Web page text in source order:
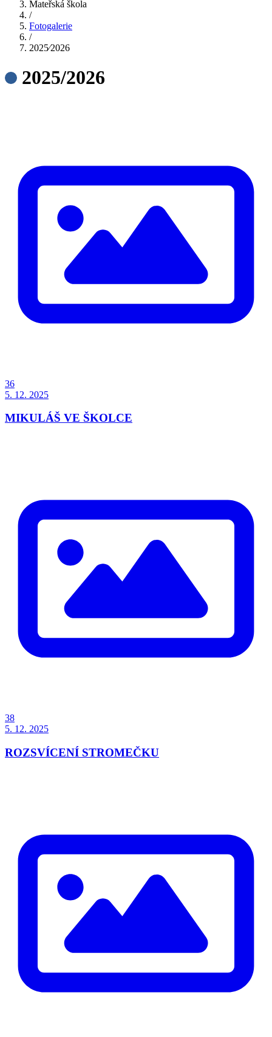
Mateřská škola
/
Fotogalerie
/
2025⁄2026
2025/2026
36
5. 12. 2025
MIKULÁŠ VE ŠKOLCE
38
5. 12. 2025
ROZSVÍCENÍ STROMEČKU